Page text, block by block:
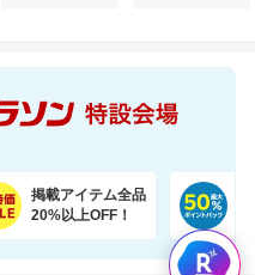
掲載アイテム全品
20%以上OFF！